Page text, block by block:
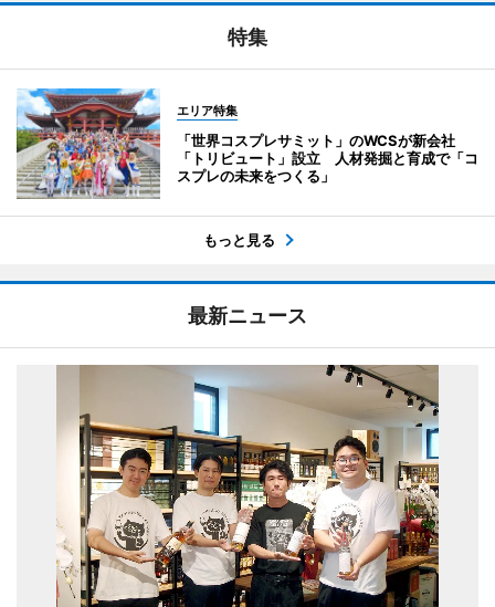
特集
エリア特集
「世界コスプレサミット」のWCSが新会社
「トリビュート」設立 人材発掘と育成で「コ
スプレの未来をつくる」
もっと見る
最新ニュース